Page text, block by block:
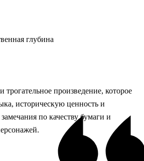
глубина
произведение, которое
историческую ценность и
по качеству бумаги и